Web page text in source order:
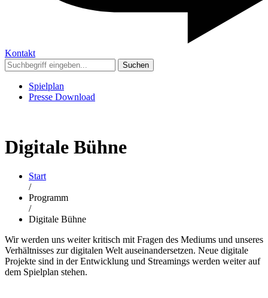
Kontakt
Suchen
Spielplan
Presse Download
Digitale Bühne
Start
/
Programm
/
Digitale Bühne
Wir werden uns weiter kritisch mit Fragen des Mediums und unseres
Verhältnisses zur digitalen Welt auseinandersetzen. Neue digitale
Projekte sind in der Entwicklung und Streamings werden weiter auf
dem Spielplan stehen.